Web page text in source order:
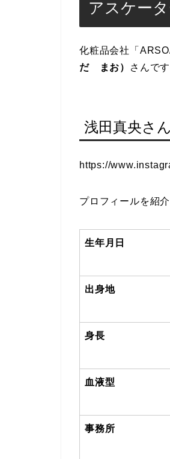
アスケー
化粧品会社「
だ まお）
さんです
浅田真央さ
https://
プロフィールを紹介
生年月日
出身地
身長
血液型
事務所